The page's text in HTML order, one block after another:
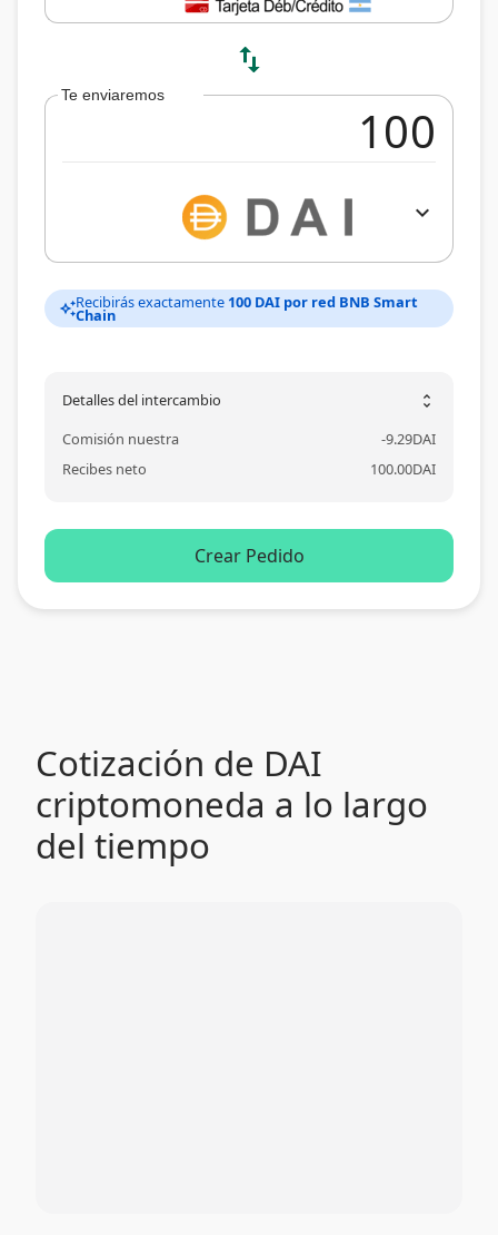
swap_vert
Te enviaremos
expand_more
auto_awesomeRecibirás exactamente 100 DAI por red BNB Smart
Chain
Detalles del intercambio unfold_more
Comisión nuestra -9.29DAI
Recibes neto
100.00DAI
Crear Pedido
Cotización de DAI
criptomoneda a lo largo
del tiempo